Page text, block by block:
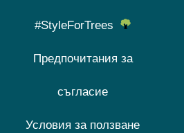
#StyleForTrees
Предпочитания за
съгласие
Условия за ползване